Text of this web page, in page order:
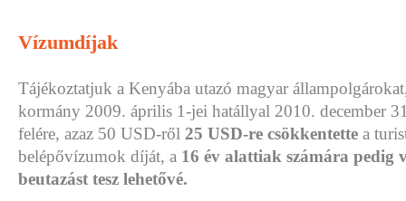
Vízumdíjak
Tájékoztatjuk a Kenyába utazó magyar
kormány 2009. április 1-jei hatállyal 2010. december
felére, azaz 50 USD-ről 25 USD-re csökkentette a
belépővízumok díját, a 16 év alattiak számára pedig
beutazást tesz lehetővé.